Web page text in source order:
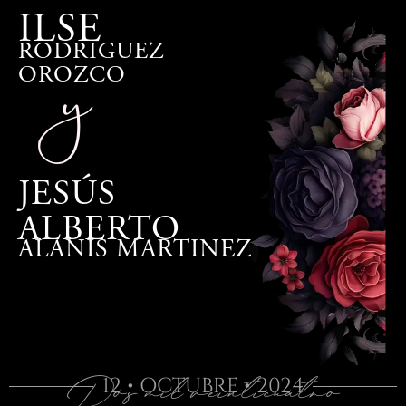
ILSE
RODRIGUEZ
OROZCO
y
JESÚS
ALBERTO
ALANIS MARTINEZ
12 • OCTUBRE • 2024
Dos mil veinticuatro